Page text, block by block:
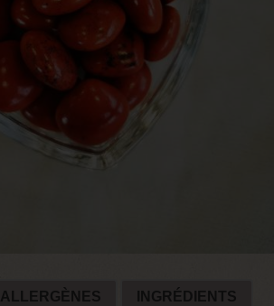
ALLERGÈNES INGRÉDIENTS